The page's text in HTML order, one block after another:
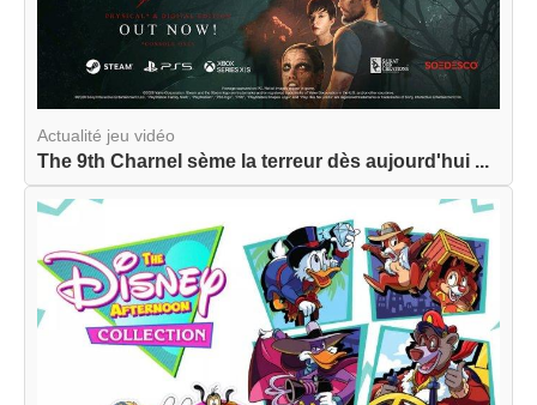
Actualité jeu vidéo
The 9th Charnel sème la terreur dès aujourd'hui ...